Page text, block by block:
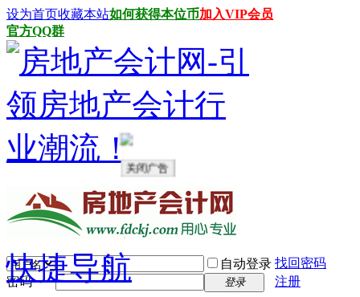
设为首页收藏本站如何获得本位币加入VIP会员
官方QQ群
自动登录 找回密码
密码
登录 注册
快捷导航
关闭广告